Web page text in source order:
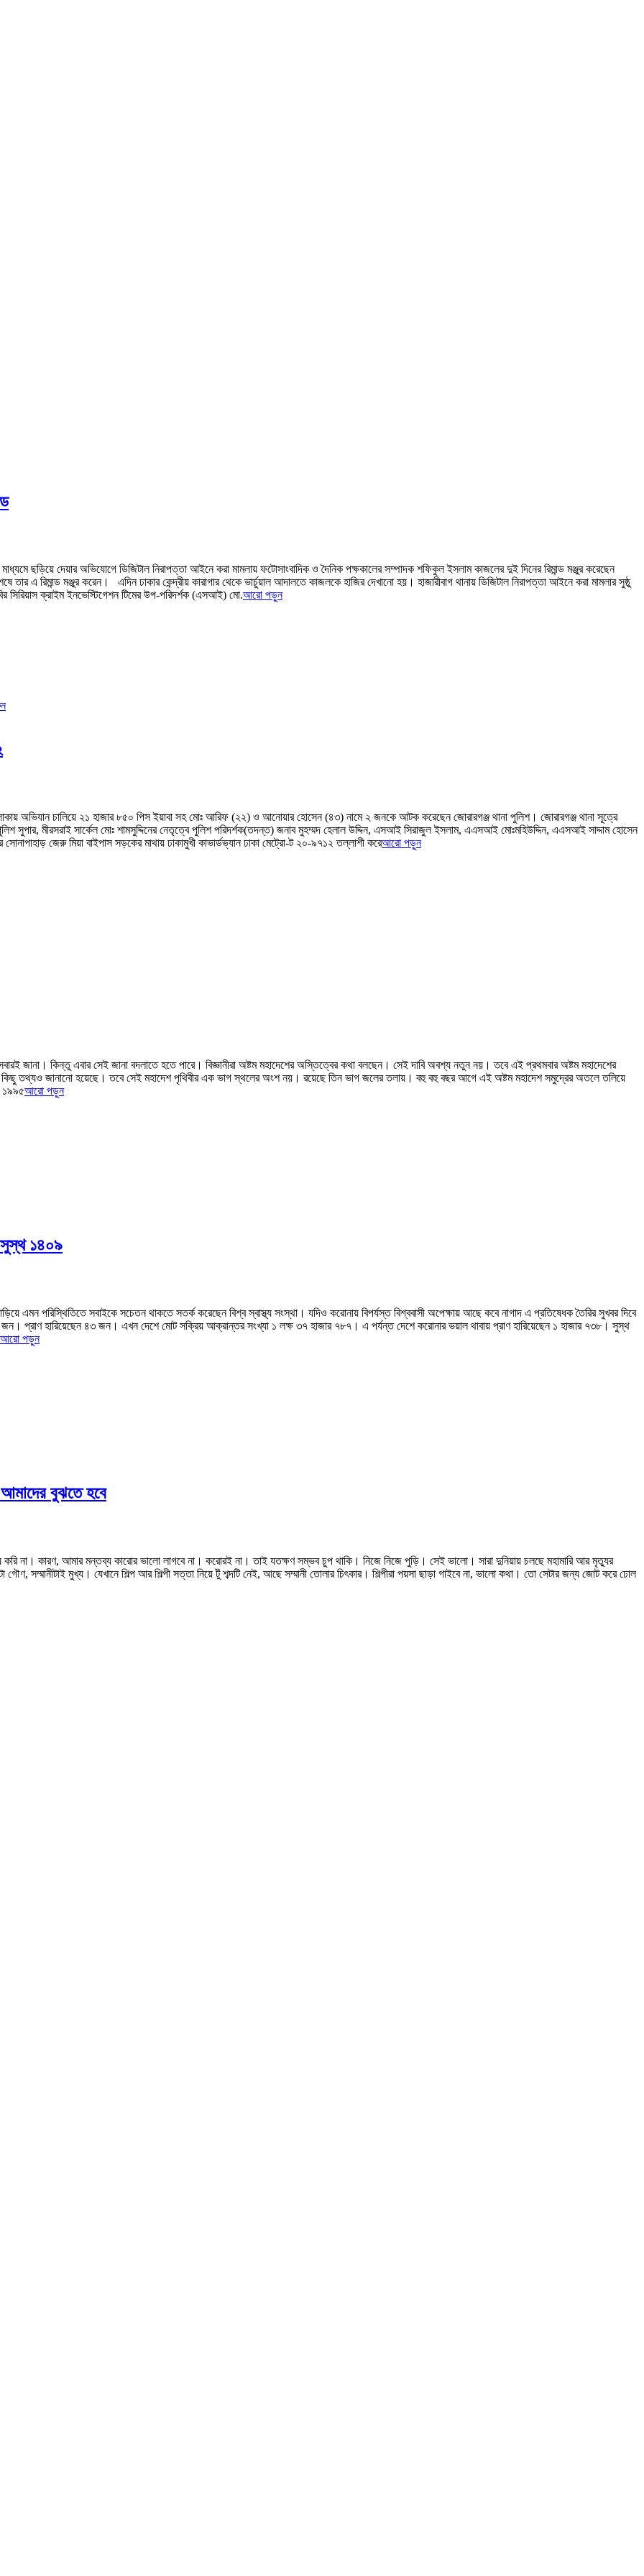
ছড়িয়ে দেয়ার অভিযোগে ডিজিটাল নিরাপত্তা আইনে করা মামলায় ফটোসাংবাদিক ও দৈনিক পক্ষকালের সম্পাদক শফিকুল ইসলাম কাজলের দুই দিনের রিমান্ড মঞ্জুর করেছেন
তার এ রিমান্ড মঞ্জুর করেন। এদিন ঢাকার কেন্দ্রীয় কারাগার থেকে ভার্চুয়াল আদালতে কাজলকে হাজির দেখানো হয়। হাজারীবাগ থানায় ডিজিটাল নিরাপত্তা আইনে করা মামলার সুষ্ঠু
সিরিয়াস ক্রাইম ইনভেস্টিগেশন টিমের উপ-পরিদর্শক (এসআই) মো.আরো পড়ুন
এলাকায় অভিযান চালিয়ে ২১ হাজার ৮৫০ পিস ইয়াবা সহ মোঃ আরিফ (২২) ও আনোয়ার হোসেন (৪৩) নামে ২ জনকে আটক করেছেন জোরারগঞ্জ থানা পুলিশ। জোরারগঞ্জ থানা সূত্রে
সুপার, মীরসরাই সার্কেল মোঃ শামসুদ্দিনের নেতৃত্বে পুলিশ পরিদর্শক(তদন্ত) জনাব মুহম্মদ হেলাল উদ্দিন, এসআই সিরাজুল ইসলাম, এএসআই মোঃমহিউদ্দিন, এএসআই সাদ্দাম হোসেন
জেরু মিয়া বাইপাস সড়কের মাথায় ঢাকামুখী কাভার্ডভ্যান ঢাকা মেট্রো-ট ২০-৯৭১২ তল্লাশী করেআরো পড়ুন
জানা। কিন্তু এবার সেই জানা বদলাতে হতে পারে। বিজ্ঞানীরা অষ্টম মহাদেশের অস্তিত্বের কথা বলছেন। সেই দাবি অবশ্য নতুন নয়। তবে এই প্রথমবার অষ্টম মহাদেশের
কিছু তথ্যও জানানো হয়েছে। তবে সেই মহাদেশ পৃথিবীর এক ভাগ স্থলের অংশ নয়। রয়েছে তিন ভাগ জলের তলায়। বহু বহু বছর আগে এই অষ্টম মহাদেশ সমুদ্রের অতলে তলিয়ে
১৯৯৫আরো পড়ুন
১৪০৯
এমন পরিস্থিতিতে সবাইকে সচেতন থাকতে সতর্ক করেছেন বিশ্ব স্বাস্থ্য সংস্থা। যদিও করোনায় বিপর্যস্ত বিশ্ববাসী অপেক্ষায় আছে কবে নাগাদ এ প্রতিষেধক তৈরির সুখবর দিবে
প্রাণ হারিয়েছেন ৪৩ জন। এখন দেশে মোট সক্রিয় আক্রান্তর সংখ্যা ১ লক্ষ ৩৭ হাজার ৭৮৭। এ পর্যন্ত দেশে করোনার ভয়াল থাবায় প্রাণ হারিয়েছেন ১ হাজার ৭৩৮। সুস্থ
আরো পড়ুন
বুঝতে হবে
না। কারণ, আমার মন্তব্য কারোর ভালো লাগবে না। করোরই না। তাই যতক্ষণ সম্ভব চুপ থাকি। নিজে নিজে পুড়ি। সেই ভালো। সারা দুনিয়ায় চলছে মহামারি আর মৃত্যুর
সম্মানীটাই মুখ্য। যেখানে শিল্প আর শিল্পী সত্তা নিয়ে টুঁ শব্দটি নেই, আছে সম্মানী তোলার চিৎকার। শিল্পীরা পয়সা ছাড়া গাইবে না, ভালো কথা। তো সেটার জন্য জোট করে ঢোল